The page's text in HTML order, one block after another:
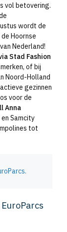
vol betovering.
wordt de
Hoornse
Nederland!
Stad Fashion
of bij
Noord-Holland
gezinnen
voor de
Anna
Samcity
tot